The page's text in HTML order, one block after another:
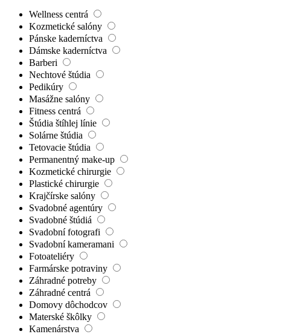
Wellness centrá
Kozmetické salóny
Pánske kaderníctva
Dámske kaderníctva
Barberi
Nechtové štúdia
Pedikúry
Masážne salóny
Fitness centrá
Štúdia štíhlej línie
Solárne štúdia
Tetovacie štúdia
Permanentný make-up
Kozmetické chirurgie
Plastické chirurgie
Krajčírske salóny
Svadobné agentúry
Svadobné štúdiá
Svadobní fotografi
Svadobní kameramani
Fotoateliéry
Farmárske potraviny
Záhradné potreby
Záhradné centrá
Domovy dôchodcov
Materské škôlky
Kamenárstva